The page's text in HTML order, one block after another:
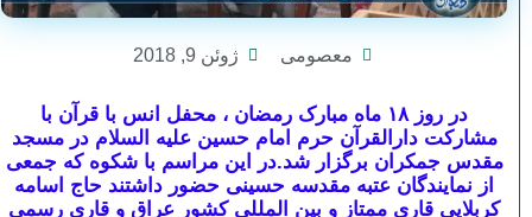
معصومی ژوئن 9, 2018
در روز ۱۸ ماه مبارک رمضان ، محفل انس با قرآن با
مشارکت دارالقرآن حرم امام حسین علیه السلام در مسجد
مقدس جمکران برگزار شد.در این مراسم با شکوه که جمعی
از نمایندگان عتبه مقدسه حسینی حضور داشتند حاج اسامه
کربلایی قاری ممتاز و بین المللی کشور عراق و قاری رسمی